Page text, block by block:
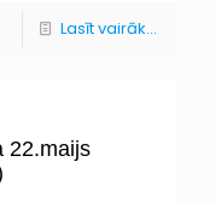
Lasīt vairāk...
22.maijs